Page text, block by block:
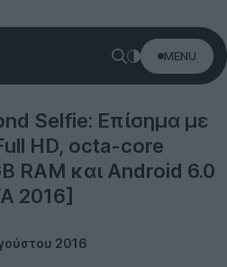
MENU
Selfie: Επίσημα με
HD, octa-core
RAM και Android 6.0
2016]
2016